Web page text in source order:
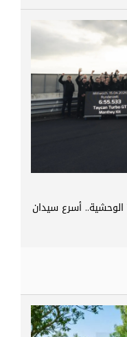
بورشه تطلق Taycan Manthey Kit الوحشية.. أسرع سيدان